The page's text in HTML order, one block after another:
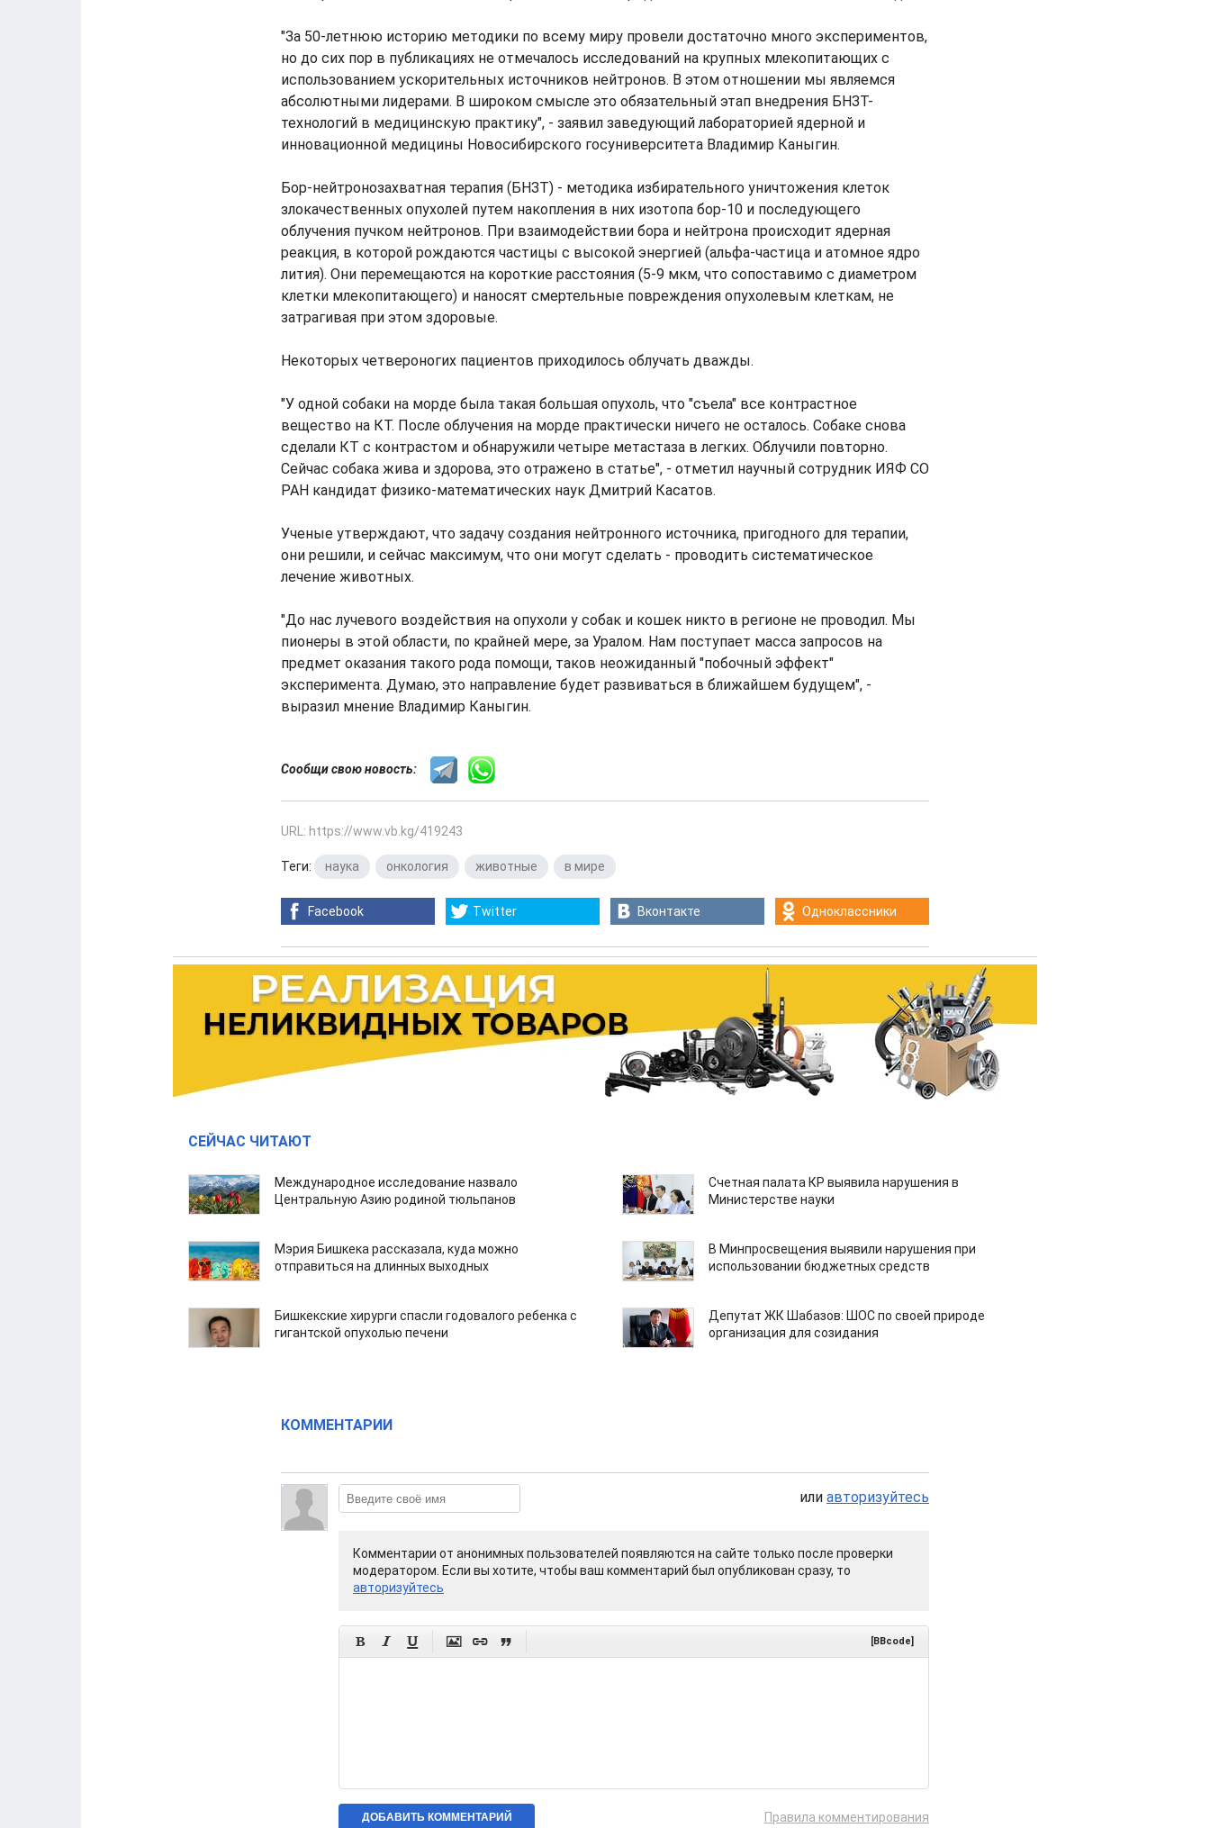
"За 50-летнюю историю методики по всему миру провели достаточно много экспериментов,
но до сих пор в публикациях не отмечалось исследований на крупных млекопитающих с
использованием ускорительных источников нейтронов. В этом отношении мы являемся
абсолютными лидерами. В широком смысле это обязательный этап внедрения БНЗТ-
технологий в медицинскую практику", - заявил заведующий лабораторией ядерной и
инновационной медицины Новосибирского госуниверситета Владимир Каныгин.
Бор-нейтронозахватная терапия (БНЗТ) - методика избирательного уничтожения клеток
злокачественных опухолей путем накопления в них изотопа бор-10 и последующего
облучения пучком нейтронов. При взаимодействии бора и нейтрона происходит ядерная
реакция, в которой рождаются частицы с высокой энергией (альфа-частица и атомное ядро
лития). Они перемещаются на короткие расстояния (5-9 мкм, что сопоставимо с диаметром
клетки млекопитающего) и наносят смертельные повреждения опухолевым клеткам, не
затрагивая при этом здоровые.
Некоторых четвероногих пациентов приходилось облучать дважды.
"У одной собаки на морде была такая большая опухоль, что "съела" все контрастное
вещество на КТ. После облучения на морде практически ничего не осталось. Собаке снова
сделали КТ с контрастом и обнаружили четыре метастаза в легких. Облучили повторно.
Сейчас собака жива и здорова, это отражено в статье", - отметил научный сотрудник ИЯФ СО
РАН кандидат физико-математических наук Дмитрий Касатов.
Ученые утверждают, что задачу создания нейтронного источника, пригодного для терапии,
они решили, и сейчас максимум, что они могут сделать - проводить систематическое
лечение животных.
"До нас лучевого воздействия на опухоли у собак и кошек никто в регионе не проводил. Мы
пионеры в этой области, по крайней мере, за Уралом. Нам поступает масса запросов на
предмет оказания такого рода помощи, таков неожиданный "побочный эффект"
эксперимента. Думаю, это направление будет развиваться в ближайшем будущем", -
выразил мнение Владимир Каныгин.
Сообщи свою новость:
URL: https://www.vb.kg/419243
Теги: наука онкология животные в мире
Facebook Twitter Вконтакте Одноклассники
СЕЙЧАС ЧИТАЮТ
Международное исследование назвало
Центральную Азию родиной тюльпанов
Счетная палата КР выявила нарушения в
Министерстве науки
Мэрия Бишкека рассказала, куда можно
отправиться на длинных выходных
В Минпросвещения выявили нарушения при
использовании бюджетных средств
Бишкекские хирурги спасли годовалого ребенка с
гигантской опухолью печени
Депутат ЖК Шабазов: ШОС по своей природе
организация для созидания
КОММЕНТАРИИ
или авторизуйтесь
Комментарии от анонимных пользователей появляются на сайте только после проверки
модератором. Если вы хотите, чтобы ваш комментарий был опубликован сразу, то
авторизуйтесь
      [BBcode]
Правила комментирования